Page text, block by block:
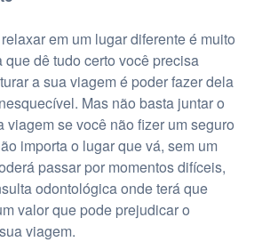
em um lugar diferente é muito
que dê tudo certo você precisa
a sua viagem é poder fazer dela
Mas não basta juntar o
viagem se você não fizer um seguro
importa o lugar que vá, sem um
passar por momentos difíceis,
odontológica onde terá que
valor que pode prejudicar o
viagem.